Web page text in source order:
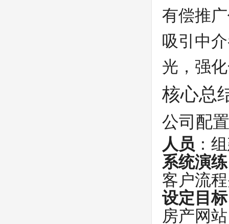
有偿推
吸引中
光，强
核心总
公司配置
人员 ：
系统演练
客户流
设定目标
房产网